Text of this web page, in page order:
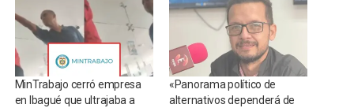
MinTrabajo cerró empresa
en Ibagué que ultrajaba a
«Panorama político de
alternativos dependerá de